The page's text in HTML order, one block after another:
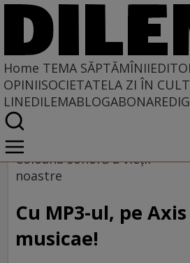
Home TEMA SĂPTĂMÎNII
OPINIISOCIETATELA ZI ÎN
LINEDILEMABLOGABONARE
Home
Tema săptămînii
Coloana sonoră a vieţii
noastre
Cu MP3-ul, pe Axis
musicae!